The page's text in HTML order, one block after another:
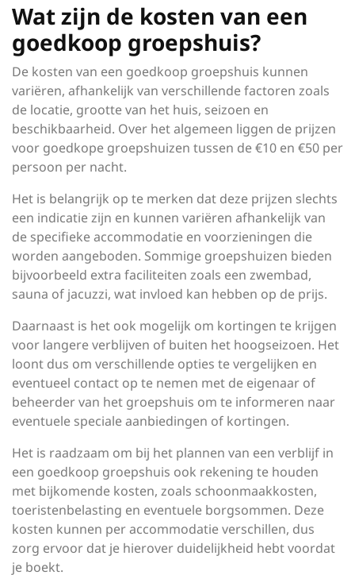
Wat zijn de kosten van een
goedkoop groepshuis?
De kosten van een goedkoop groepshuis kunnen
variëren, afhankelijk van verschillende factoren zoals
de locatie, grootte van het huis, seizoen en
beschikbaarheid. Over het algemeen liggen de prijzen
voor goedkope groepshuizen tussen de €10 en €50 per
persoon per nacht.
Het is belangrijk op te merken dat deze prijzen slechts
een indicatie zijn en kunnen variëren afhankelijk van
de specifieke accommodatie en voorzieningen die
worden aangeboden. Sommige groepshuizen bieden
bijvoorbeeld extra faciliteiten zoals een zwembad,
sauna of jacuzzi, wat invloed kan hebben op de prijs.
Daarnaast is het ook mogelijk om kortingen te krijgen
voor langere verblijven of buiten het hoogseizoen. Het
loont dus om verschillende opties te vergelijken en
eventueel contact op te nemen met de eigenaar of
beheerder van het groepshuis om te informeren naar
eventuele speciale aanbiedingen of kortingen.
Het is raadzaam om bij het plannen van een verblijf in
een goedkoop groepshuis ook rekening te houden
met bijkomende kosten, zoals schoonmaakkosten,
toeristenbelasting en eventuele borgsommen. Deze
kosten kunnen per accommodatie verschillen, dus
zorg ervoor dat je hierover duidelijkheid hebt voordat
je boekt.